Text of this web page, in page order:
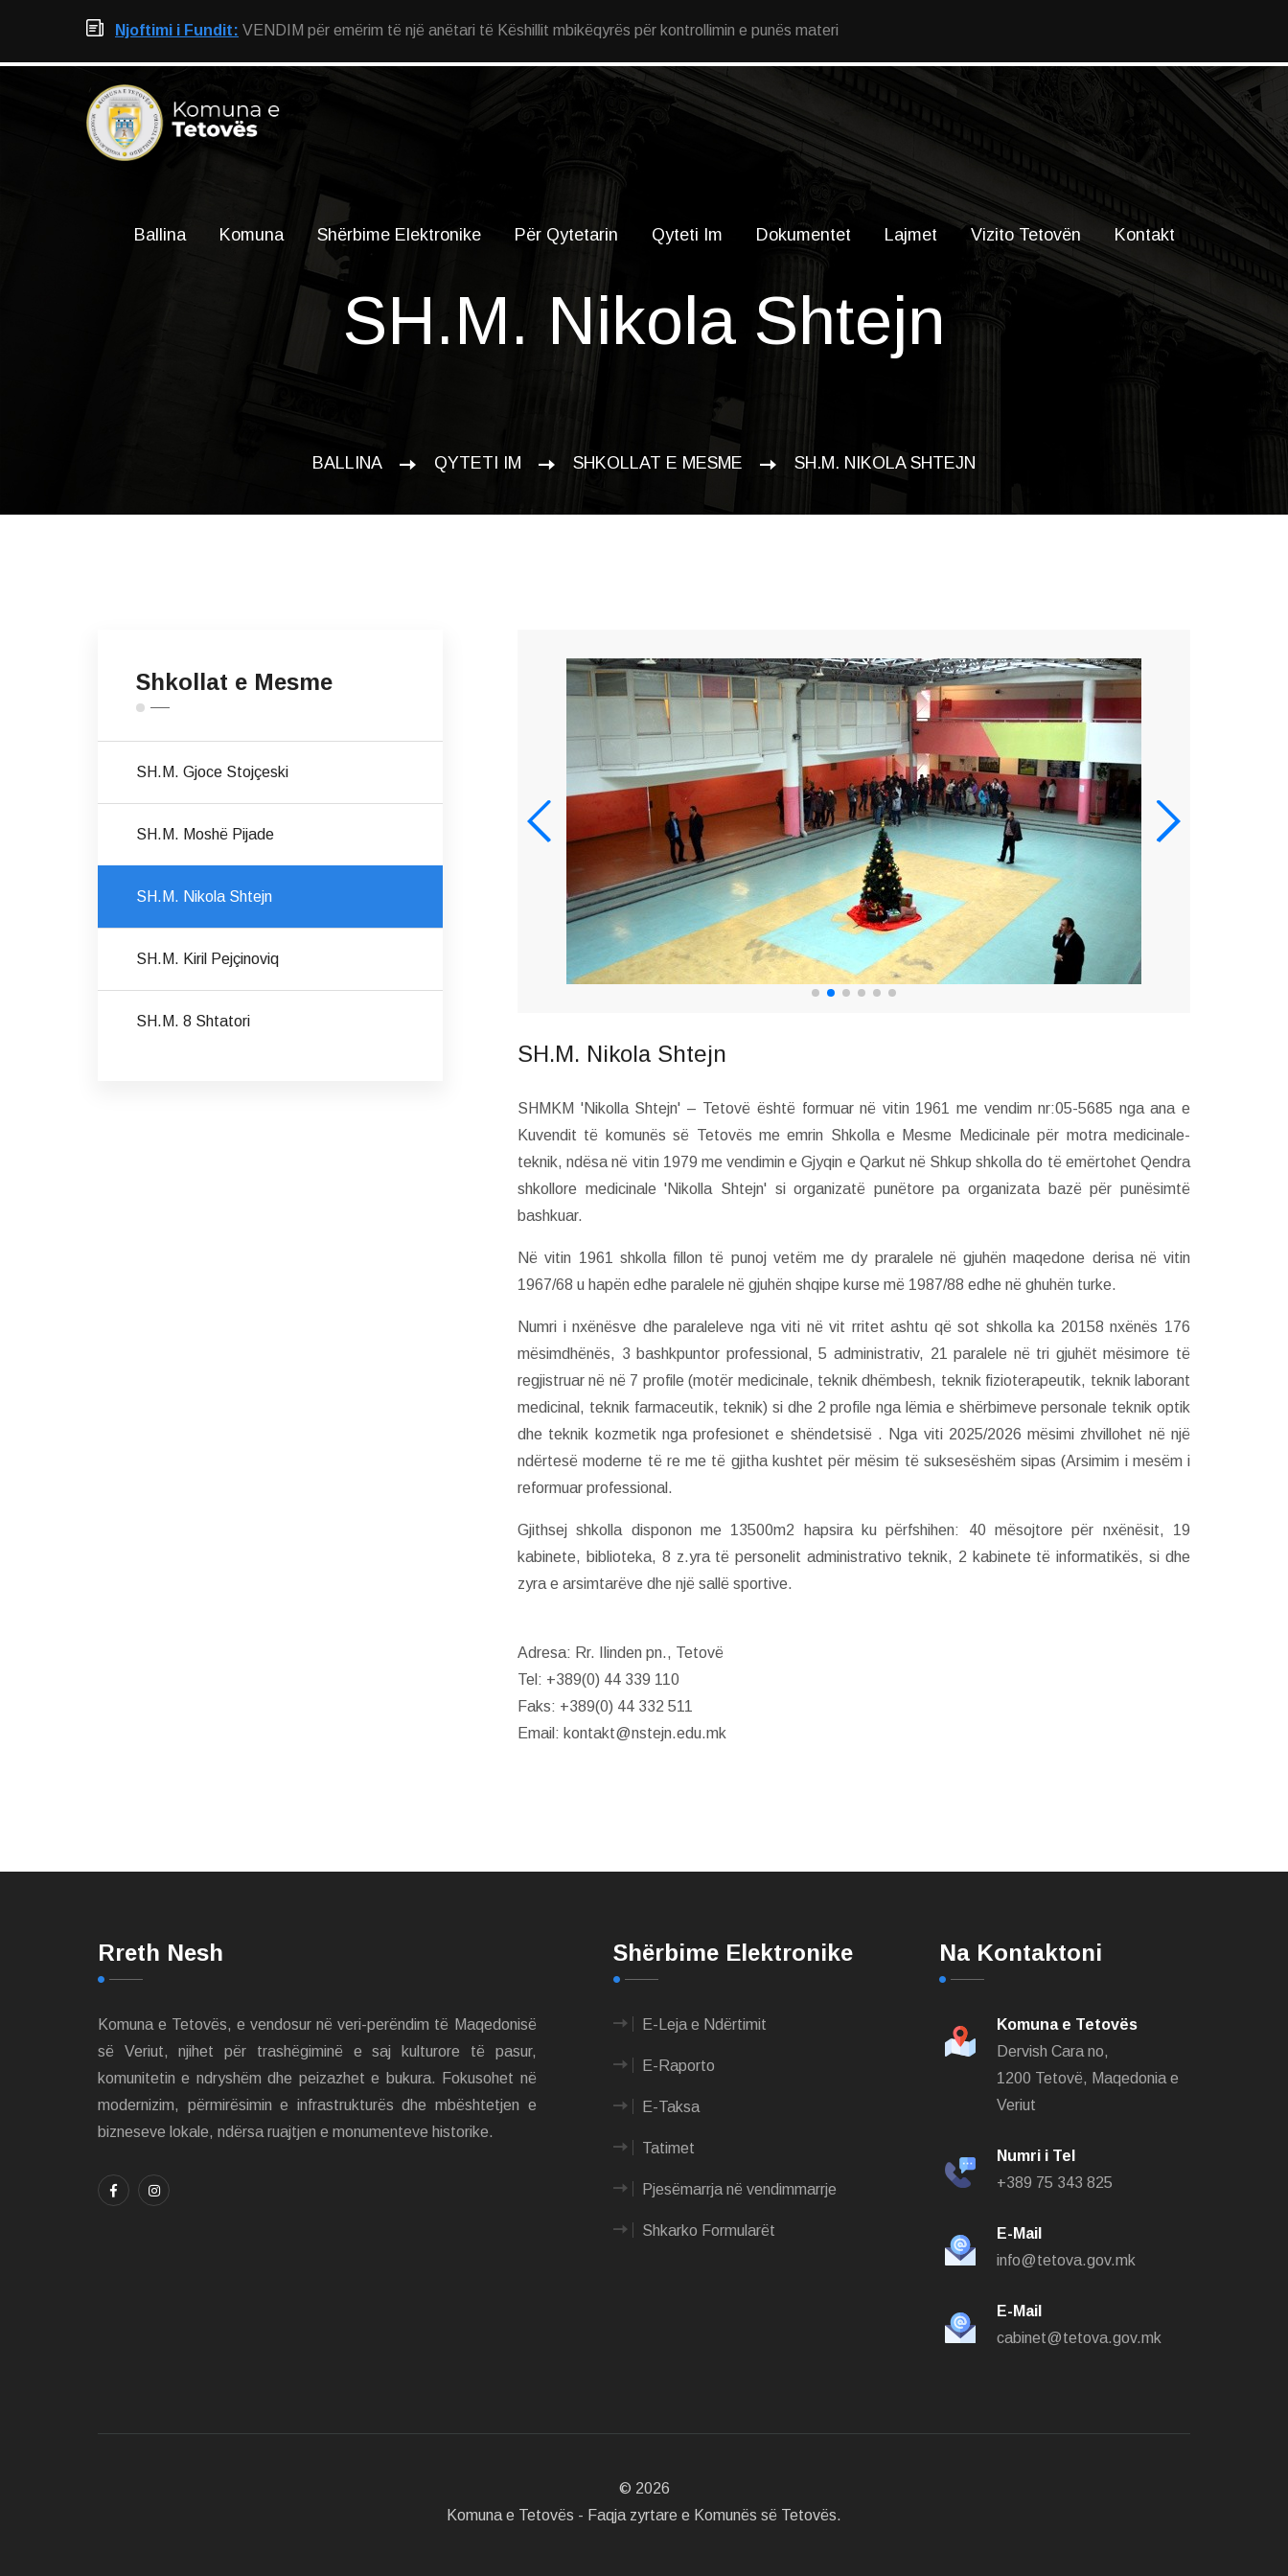
Njoftimi i Fundit: VENDIM për emërim të një anëtari të Këshillit mbikëqyrës për kontrollimin e punës materi
Ballina Komuna Shërbime Elektronike Për Qytetarin Qyteti Im Dokumentet Lajmet Vizito Tetovën Kontakt
SH.M. Nikola Shtejn
BALLINA QYTETI IM SHKOLLAT E MESME SH.M. NIKOLA SHTEJN
SH.M. Nikola Shtejn
SHMKM 'Nikolla Shtejn' – Tetovë është formuar në vitin 1961 me vendim nr:05-5685 nga ana e
Kuvendit të komunës së Tetovës me emrin Shkolla e Mesme Medicinale për motra medicinale-
teknik, ndësa në vitin 1979 me vendimin e Gjyqin e Qarkut në Shkup shkolla do të emërtohet Qendra
shkollore medicinale 'Nikolla Shtejn' si organizatë punëtore pa organizata bazë për punësimtë
bashkuar.
Në vitin 1961 shkolla fillon të punoj vetëm me dy praralele në gjuhën maqedone derisa në vitin
1967/68 u hapën edhe paralele në gjuhën shqipe kurse më 1987/88 edhe në ghuhën turke.
Numri i nxënësve dhe paraleleve nga viti në vit rritet ashtu që sot shkolla ka 20158 nxënës 176
mësimdhënës, 3 bashkpuntor professional, 5 administrativ, 21 paralele në tri gjuhët mësimore të
regjistruar në në 7 profile (motër medicinale, teknik dhëmbesh, teknik fizioterapeutik, teknik laborant
medicinal, teknik farmaceutik, teknik) si dhe 2 profile nga lëmia e shërbimeve personale teknik optik
dhe teknik kozmetik nga profesionet e shëndetsisë . Nga viti 2025/2026 mësimi zhvillohet në një
ndërtesë moderne të re me të gjitha kushtet për mësim të suksesëshëm sipas (Arsimim i mesëm i
reformuar professional.
Gjithsej shkolla disponon me 13500m2 hapsira ku përfshihen: 40 mësojtore për nxënësit, 19
kabinete, biblioteka, 8 z.yra të personelit administrativo teknik, 2 kabinete të informatikës, si dhe
zyra e arsimtarëve dhe një sallë sportive.
Adresa: Rr. Ilinden pn., Tetovë
Tel: +389(0) 44 339 110
Faks: +389(0) 44 332 511
Email: kontakt@nstejn.edu.mk
Shkollat e Mesme
SH.M. Gjoce Stojçeski
SH.M. Moshë Pijade
SH.M. Nikola Shtejn
SH.M. Kiril Pejçinoviq
SH.M. 8 Shtatori
Rreth Nesh
Komuna e Tetovës, e vendosur në veri-perëndim të Maqedonisë
së Veriut, njihet për trashëgiminë e saj kulturore të pasur,
komunitetin e ndryshëm dhe peizazhet e bukura. Fokusohet në
modernizim, përmirësimin e infrastrukturës dhe mbështetjen e
bizneseve lokale, ndërsa ruajtjen e monumenteve historike.
Shërbime Elektronike
E-Leja e Ndërtimit
E-Raporto
E-Taksa
Tatimet
Pjesëmarrja në vendimmarrje
Shkarko Formularët
Na Kontaktoni
Komuna e Tetovës
Dervish Cara no,
1200 Tetovë, Maqedonia e
Veriut
Numri i Tel
+389 75 343 825
E-Mail
info@tetova.gov.mk
E-Mail
cabinet@tetova.gov.mk
© 2026
Komuna e Tetovës - Faqja zyrtare e Komunës së Tetovës.